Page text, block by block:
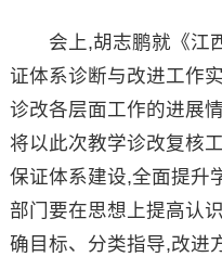
会上,胡志鹏就《江西
证体系诊断与改进工作
诊改各层面工作的进展
将以此次教学诊改复核
保证体系建设,全面提升
部门要在思想上提高认
确目标、分类指导,改进